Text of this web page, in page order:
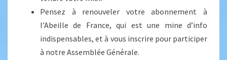
Pensez à renouveler votre abonnement à
l’Abeille de France, qui est une mine d’info
indispensables, et à vous inscrire pour participer
à notre Assemblée Générale.